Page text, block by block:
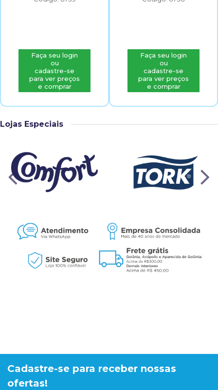
Faça seu login
ou
cadastre-se
para ver preços
e comprar
Faça seu login
ou
cadastre-se
para ver preços
e comprar
Lojas Especiais
Cadastre-se para receber nossas
ofertas!